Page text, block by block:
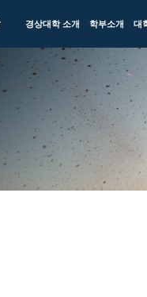
한양대학교
ERICA
경상대학
경상대학 소개 학부소개 대